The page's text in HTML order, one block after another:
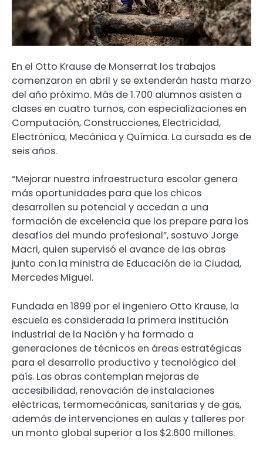
En el Otto Krause de Monserrat los trabajos
comenzaron en abril y se extenderán hasta marzo
del año próximo. Más de 1.700 alumnos asisten a
clases en cuatro turnos, con especializaciones en
Computación, Construcciones, Electricidad,
Electrónica, Mecánica y Química. La cursada es de
seis años.
“Mejorar nuestra infraestructura escolar genera
más oportunidades para que los chicos
desarrollen su potencial y accedan a una
formación de excelencia que los prepare para los
desafíos del mundo profesional”, sostuvo Jorge
Macri, quien supervisó el avance de las obras
junto con la ministra de Educación de la Ciudad,
Mercedes Miguel.
Fundada en 1899 por el ingeniero Otto Krause, la
escuela es considerada la primera institución
industrial de la Nación y ha formado a
generaciones de técnicos en áreas estratégicas
para el desarrollo productivo y tecnológico del
país. Las obras contemplan mejoras de
accesibilidad, renovación de instalaciones
eléctricas, termomecánicas, sanitarias y de gas,
además de intervenciones en aulas y talleres por
un monto global superior a los $2.600 millones.